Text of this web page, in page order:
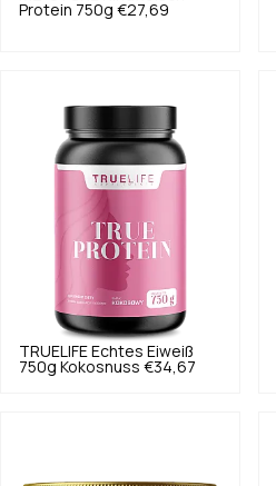
Protein 750g €27,69
TRUELIFE Echtes Eiweiß
750g Kokosnuss €34,67